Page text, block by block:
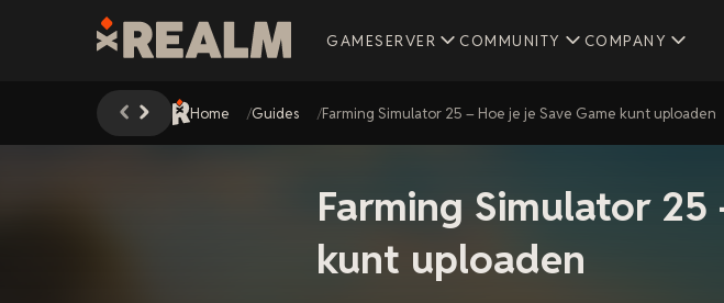
GAMESERVER COMMUNITY COMPANY
Home Guides Farming Simulator 25 – Hoe je je Save Game kunt uploaden
Farming Simulator 25
kunt uploaden